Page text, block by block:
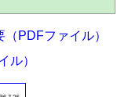
PDFファイル）
ル）